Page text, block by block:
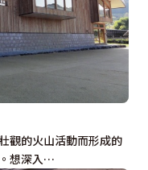
觀的火山活動而形成的
想深入…